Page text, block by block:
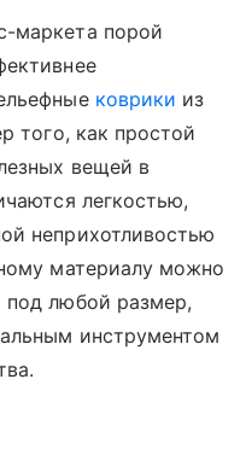
маркета порой
коврики из
того, как простой
вещей в
легкостью,
неприхотливостью
материалу можно
под любой размер,
инструментом